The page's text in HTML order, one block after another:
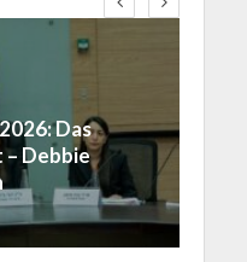
Das
– Debbie